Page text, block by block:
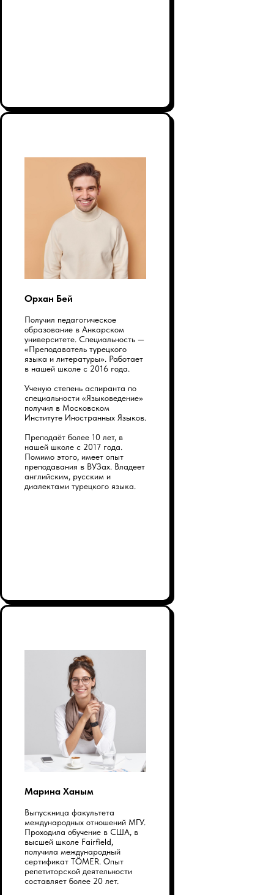
Получил педагогическое
образование в Анкарском
университете. Специальность —
«Преподаватель турецкого
языка и литературы». Работает
в нашей школе с 2016 года.
Ученую степень аспиранта по
специальности «Языковедение»
получил в Московском
Институте Иностранных Языков.
Преподаёт более 10 лет, в
нашей школе с 2017 года.
Помимо этого, имеет опыт
преподавания в ВУЗах. Владеет
английским, русским и
диалектами турецкого языка.
Орхан Бей
Выпускница факультета
международных отношений МГУ.
Проходила обучение в США, в
высшей школе Fairfield,
получила международный
сертификат TÖMER. Опыт
репетиторской деятельности
составляет более 20 лет.
Марина Ханым
Получить бесплатную консультацию
обработку персональных данных
Заполните форму, мы свяжемся
с вами в течение 20 минут.
Остались вопросы?